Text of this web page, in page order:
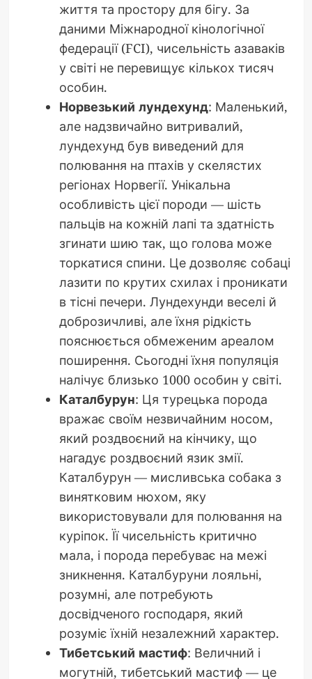
життя та простору для бігу. За
даними Міжнародної кінологічної
федерації (FCI), чисельність азаваків
у світі не перевищує кількох тисяч
особин.
Норвезький лундехунд: Маленький,
але надзвичайно витривалий,
лундехунд був виведений для
полювання на птахів у скелястих
регіонах Норвегії. Унікальна
особливість цієї породи — шість
пальців на кожній лапі та здатність
згинати шию так, що голова може
торкатися спини. Це дозволяє собаці
лазити по крутих схилах і проникати
в тісні печери. Лундехунди веселі й
доброзичливі, але їхня рідкість
пояснюється обмеженим ареалом
поширення. Сьогодні їхня популяція
налічує близько 1000 особин у світі.
Каталбурун: Ця турецька порода
вражає своїм незвичайним носом,
який роздвоєний на кінчику, що
нагадує роздвоєний язик змії.
Каталбурун — мисливська собака з
винятковим нюхом, яку
використовували для полювання на
куріпок. Її чисельність критично
мала, і порода перебуває на межі
зникнення. Каталбуруни лояльні,
розумні, але потребують
досвідченого господаря, який
розуміє їхній незалежний характер.
Тибетський мастиф: Величний і
могутній, тибетський мастиф — це